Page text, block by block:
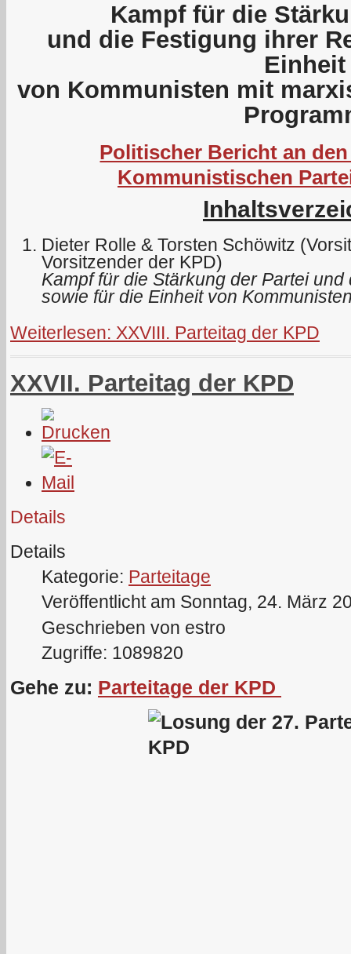
Kampf für die
und die Festigung ihrer
Einheit
von Kommunisten mit
Politischer Bericht an
Kommunistischen
Dieter Rolle & Torsten Schöwitz
Vorsitzender der KPD)
Kampf für die Stärkung der Partei
sowie für die Einheit von
Weiterlesen: XXVIII. Parteitag der KPD
XXVII. Parteitag der KPD
Details
Details
Kategorie: Parteitage
Veröffentlicht am Sonntag, 24. März
Geschrieben von estro
Zugriffe: 1089820
Gehe zu: Parteitage der KPD